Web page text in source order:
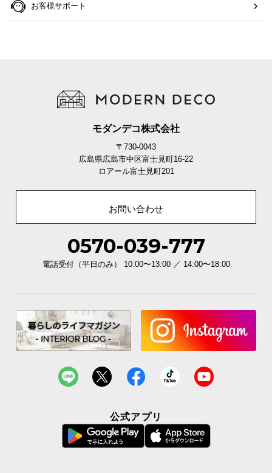
お客様サポート
モダンデコ株式会社
〒730-0043
広島県広島市中区富士見町16-22
ロアール富士見町201
お問い合わせ
0570-039-777
電話受付（平日のみ） 10:00〜13:00 ／ 14:00〜18:00
公式アプリ